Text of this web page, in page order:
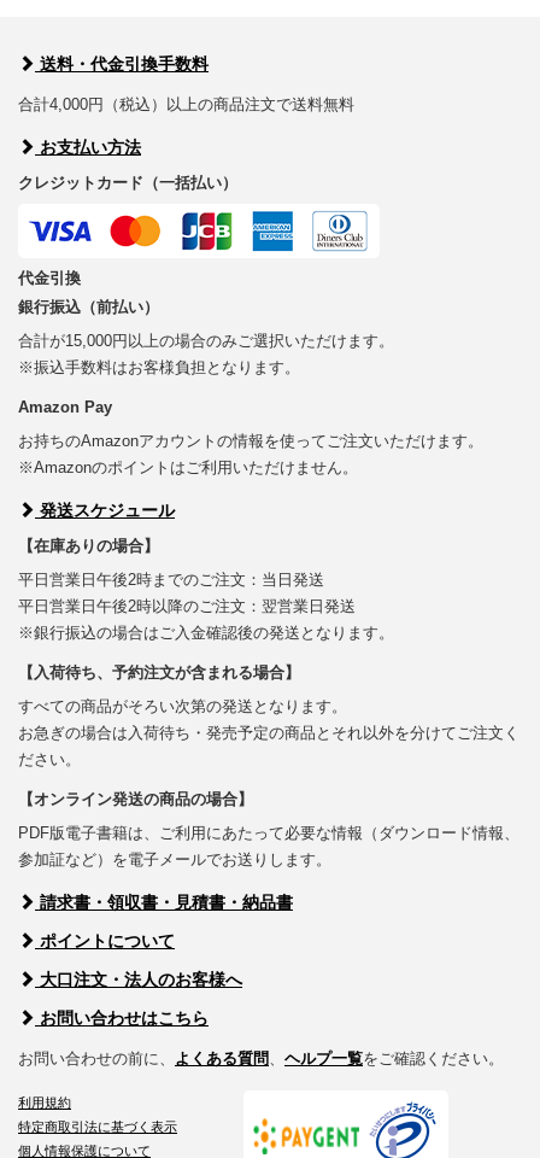
送料・代金引換手数料
合計4,000円（税込）以上の商品注文で送料無料
お支払い方法
クレジットカード（一括払い）
代金引換
銀行振込（前払い）
合計が15,000円以上の場合のみご選択いただけます。
※振込手数料はお客様負担となります。
Amazon Pay
お持ちのAmazonアカウントの情報を使ってご注文いただけます。
※Amazonのポイントはご利用いただけません。
発送スケジュール
【在庫ありの場合】
平日営業日午後2時までのご注文：当日発送
平日営業日午後2時以降のご注文：翌営業日発送
※銀行振込の場合はご入金確認後の発送となります。
【入荷待ち、予約注文が含まれる場合】
すべての商品がそろい次第の発送となります。
お急ぎの場合は入荷待ち・発売予定の商品とそれ以外を分けてご注文く
ださい。
【オンライン発送の商品の場合】
PDF版電子書籍は、ご利用にあたって必要な情報（ダウンロード情報、
参加証など）を電子メールでお送りします。
請求書・領収書・見積書・納品書
ポイントについて
大口注文・法人のお客様へ
お問い合わせはこちら
お問い合わせの前に、 よくある質問 ヘルプ一覧をご確認ください。
利用規約
特定商取引法に基づく表示
個人情報保護について